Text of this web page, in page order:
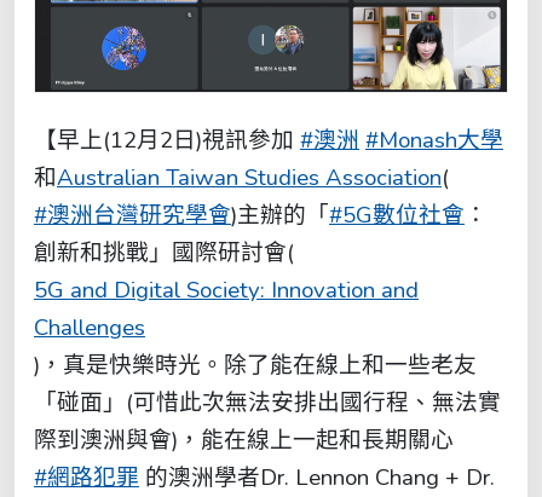
【早上(12月2日)視訊參加 #澳洲 #Monash大學
和Australian Taiwan Studies Association(
#澳洲台灣研究學會)主辦的「#5G數位社會 ：
創新和挑戰」國際研討會(
5G and Digital Society: Innovation and
Challenges
)，真是快樂時光。除了能在線上和一些老友
「碰面」(可惜此次無法安排出國行程、無法實
際到澳洲與會)，能在線上一起和長期關心
#網路犯罪 的澳洲學者Dr. Lennon Chang + Dr.